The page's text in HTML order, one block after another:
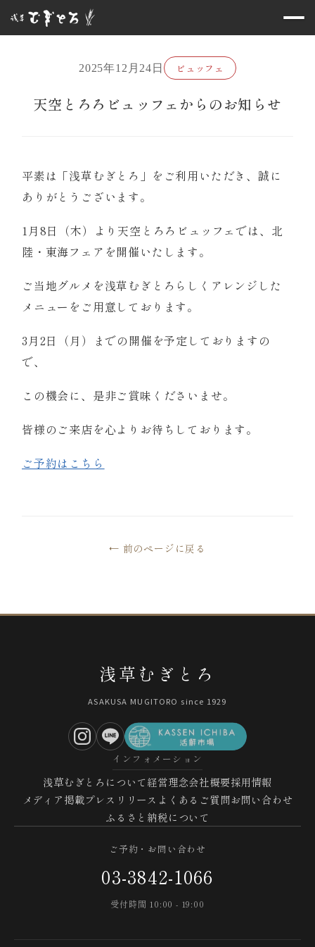
2025年12月24日 ビュッフェ
天空とろろビュッフェからのお知らせ
平素は「浅草むぎとろ」をご利用いただき、誠に
ありがとうございます。
1月8日（木）より天空とろろビュッフェでは、北
陸・東海フェアを開催いたします。
ご当地グルメを浅草むぎとろらしくアレンジした
メニューをご用意しております。
3月2日（月）までの開催を予定しておりますの
で、
この機会に、是非ご賞味くださいませ。
皆様のご来店を心よりお待ちしております。
ご予約はこちら
← 前のページに戻る
浅草むぎとろ
ASAKUSA MUGITORO since 1929
インフォメーション
浅草むぎとろについて経営理念会社概要採用情報
メディア掲載プレスリリース よくあるご質問お問い合わせ
ふるさと納税について
ご予約・お問い合わせ
03-3842-1066
受付時間 10:00 - 19:00